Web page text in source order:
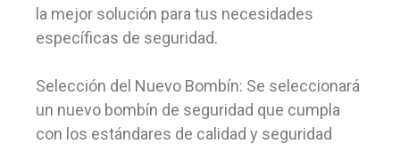
la mejor solución para tus necesidades
específicas de seguridad.
Selección del Nuevo Bombín: Se seleccionará
un nuevo bombín de seguridad que cumpla
con los estándares de calidad y seguridad